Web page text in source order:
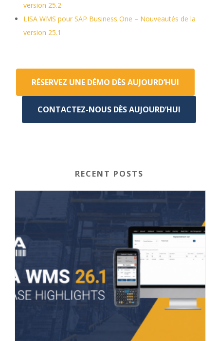
version 25.2
LISA WMS pour SAP Business One – Nouveautés de la
version 25.1
RÉSERVEZ UNE DÉMO DÈS AUJOURD’HUI
CONTACTEZ-NOUS DÈS AUJOURD’HUI
RECENT POSTS